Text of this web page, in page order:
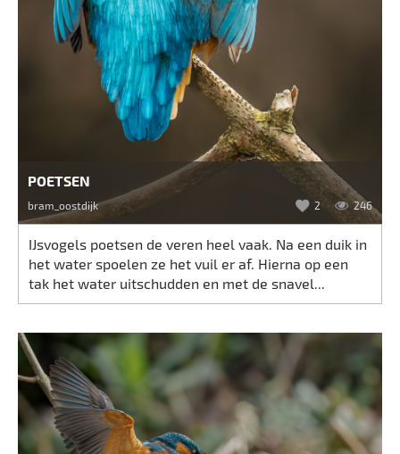
POETSEN
bram_oostdijk 2 246
IJsvogels poetsen de veren heel vaak. Na een duik in
het water spoelen ze het vuil er af. Hierna op een
tak het water uitschudden en met de snavel...